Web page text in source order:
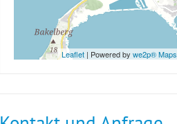
Leaflet | Powered by we2p® Maps